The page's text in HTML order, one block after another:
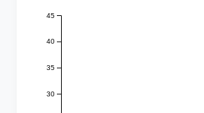
30
35
40
45